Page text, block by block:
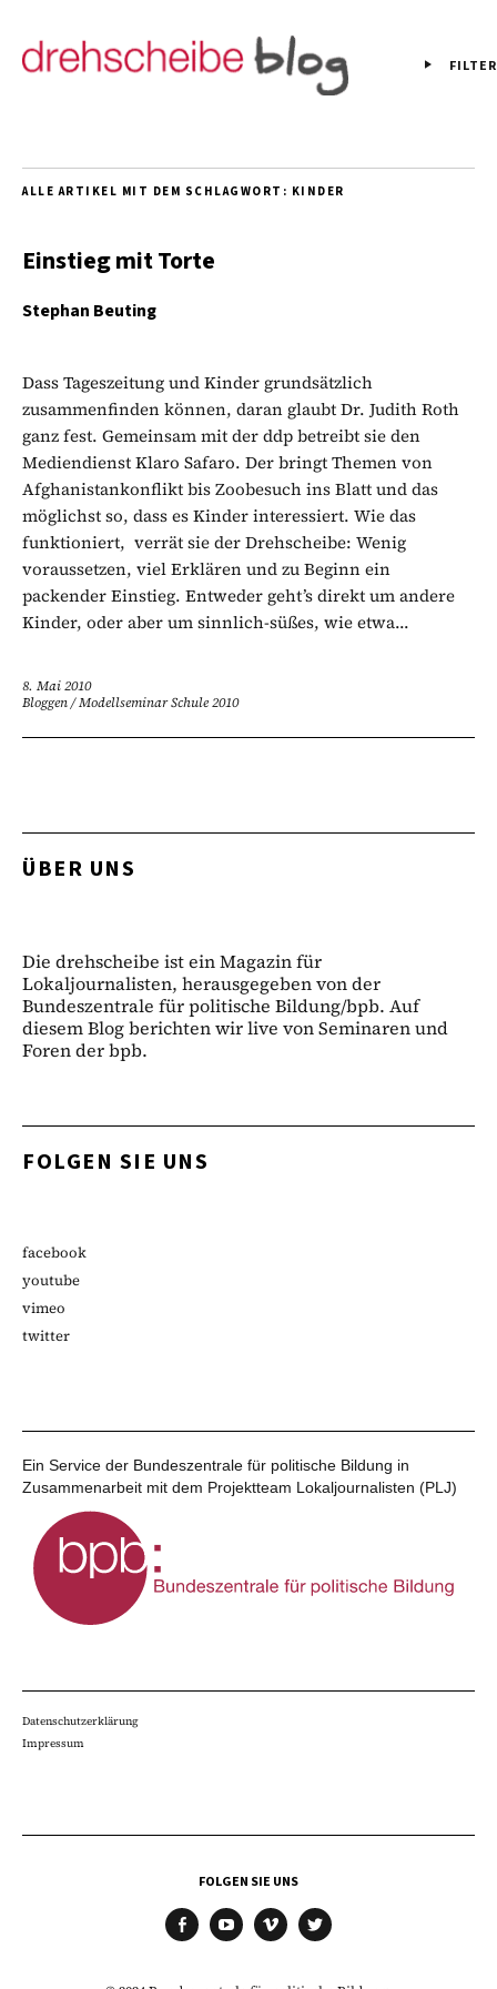
FILTER
ALLE ARTIKEL MIT DEM SCHLAGWORT: KINDER
Einstieg mit Torte
Stephan Beuting
Dass Tageszeitung und Kinder grundsätzlich
zusammenfinden können, daran glaubt Dr. Judith Roth
ganz fest. Gemeinsam mit der ddp betreibt sie den
Mediendienst Klaro Safaro. Der bringt Themen von
Afghanistankonflikt bis Zoobesuch ins Blatt und das
möglichst so, dass es Kinder interessiert. Wie das
funktioniert, verrät sie der Drehscheibe: Wenig
voraussetzen, viel Erklären und zu Beginn ein
packender Einstieg. Entweder geht’s direkt um andere
Kinder, oder aber um sinnlich-süßes, wie etwa...
8. Mai 2010
Bloggen/Modellseminar Schule 2010
ÜBER UNS
Die drehscheibe ist ein Magazin für
Lokaljournalisten, herausgegeben von der
Bundeszentrale für politische Bildung/bpb. Auf
diesem Blog berichten wir live von Seminaren und
Foren der bpb.
FOLGEN SIE UNS
facebook
youtube
vimeo
twitter
Ein Service der Bundeszentrale für politische Bildung in
Zusammenarbeit mit dem Projektteam Lokaljournalisten (PLJ)
Datenschutzerklärung
Impressum
FOLGEN SIE UNS